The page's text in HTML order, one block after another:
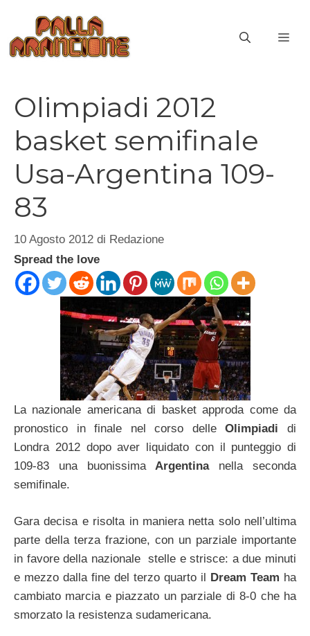
contenuto
Olimpiadi 2012
basket semifinale
Usa-Argentina 109-
83
10 Agosto 2012 di Redazione
Spread the love
La nazionale americana di basket approda come da
pronostico in finale nel corso delleOlimpiadi di
Londra 2012 dopo aver liquidato con il punteggio di
109-83 una buonissimaArgentinanella seconda
semifinale.
Gara decisa e risolta in maniera netta solo nell’ultima
parte della terza frazione, con un parziale importante
in favore della nazionale stelle e strisce: a due minuti
e mezzo dalla fine del terzo quarto il Dream Team ha
cambiato marcia e piazzato un parziale di 8-0 che ha
smorzato la resistenza sudamericana.